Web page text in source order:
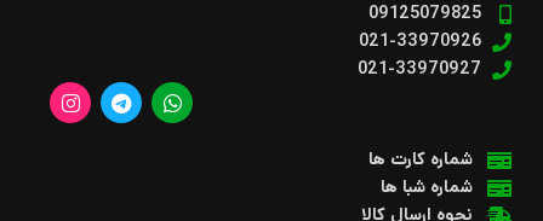
09125079825
021-33970926
021-33970927
شماره کارت ها
شماره شبا ها
نحوه ارسال کالا